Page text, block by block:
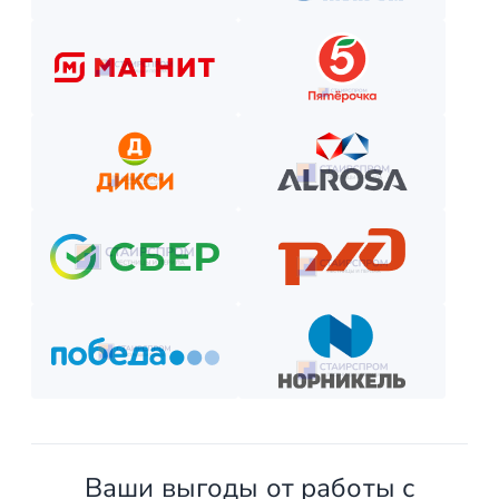
Как оплатить? Пошаговая инструкция
Получите смету и договор.
Выберите способ оплаты из предложенных.
Отслеживайте этапы производства и монтажа.
Оплатите остаток после приёмки —
и наслаждайтесь новой конструкцией!
Ваши выгоды от работы с